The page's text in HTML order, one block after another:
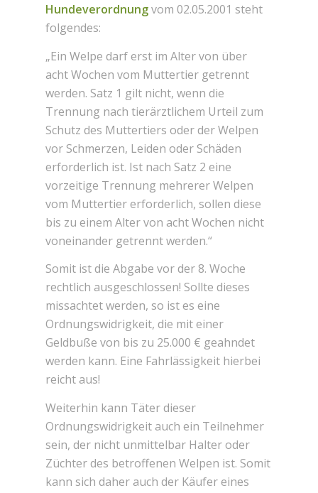
Hundeverordnungvom 02.05.2001 steht
folgendes:
„Ein Welpe darf erst im Alter von über
acht Wochen vom Muttertier getrennt
werden. Satz 1 gilt nicht, wenn die
Trennung nach tierärztlichem Urteil zum
Schutz des Muttertiers oder der Welpen
vor Schmerzen, Leiden oder Schäden
erforderlich ist. Ist nach Satz 2 eine
vorzeitige Trennung mehrerer Welpen
vom Muttertier erforderlich, sollen diese
bis zu einem Alter von acht Wochen nicht
voneinander getrennt werden.“
Somit ist die Abgabe vor der 8. Woche
rechtlich ausgeschlossen! Sollte dieses
missachtet werden, so ist es eine
Ordnungswidrigkeit, die mit einer
Geldbuße von bis zu 25.000 € geahndet
werden kann. Eine Fahrlässigkeit hierbei
reicht aus!
Weiterhin kann Täter dieser
Ordnungswidrigkeit auch ein Teilnehmer
sein, der nicht unmittelbar Halter oder
Züchter des betroffenen Welpen ist. Somit
kann sich daher auch der Käufer eines